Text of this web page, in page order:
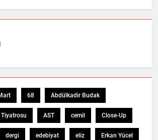
68 Abdülkadir Budak
AST cemil Close-Up
dergi edebiyat eliz Erkan Yücel